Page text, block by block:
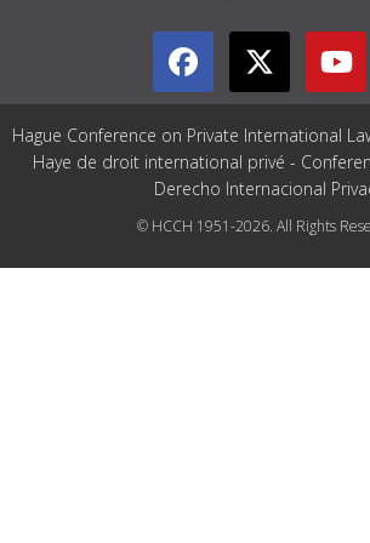
Hague Conference on Private International
Haye de droit international privé -
Derecho Internacional
© HCCH 1951-2026. All Rights